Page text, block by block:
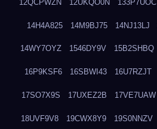
12QCPWZN 12UKQO0N 133P7UOC
14H4A825 14M9BJ75 14NJ13LJ
14WY7OYZ 1546DY9V 15B2SHBQ
16P9KSF6 16SBWI43 16U7RZJT
17SO7X9S 17UXEZ2B 17VE7UAW
18UVF9V8 19CWX8Y9 19S0NNZV